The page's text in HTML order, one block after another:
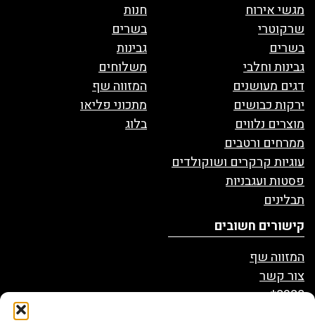
מגשי אירוח
שרקוטרי
בשרים
גבינות וחלבי
דגים מעושנים
ירקות כבושים
מוצרים נלווים
ממרחים ורטבים
עוגיות קרקרים ושוקולדים
פסטות ועגבניות
תבלינים
חנות
בשרים
גבינות
משלוחים
המזווה שף
מתכוני פליאו
בלוג
קישורים חשובים
המזווה שף
צור קשר
8328*